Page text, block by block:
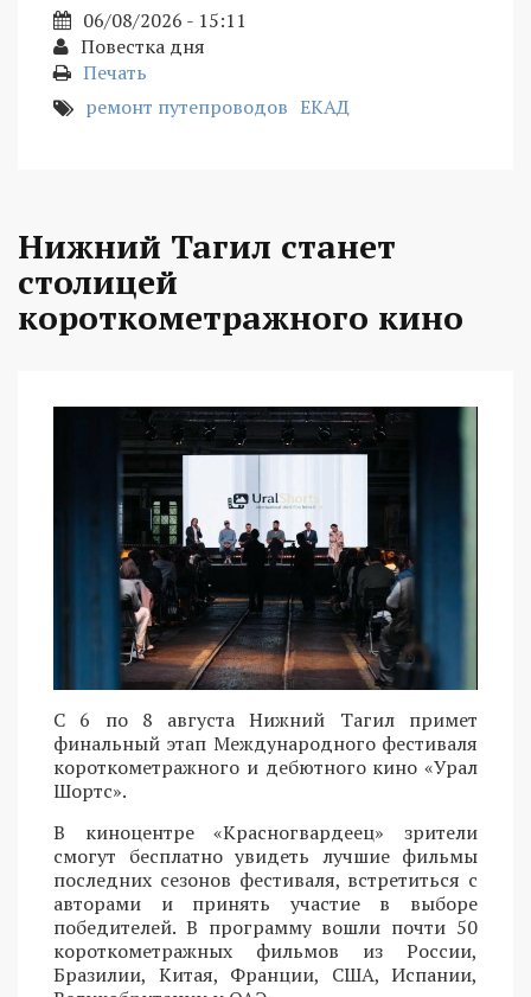
06/08/2026 - 15:11
Повестка дня
Печать
ремонт путепроводов ЕКАД
Нижний Тагил станет
столицей
короткометражного кино
С 6 по 8 августа Нижний Тагил примет
финальный этап Международного фестиваля
короткометражного и дебютного кино «Урал
Шортс».
В киноцентре «Красногвардеец» зрители
смогут бесплатно увидеть лучшие фильмы
последних сезонов фестиваля, встретиться с
авторами и принять участие в выборе
победителей. В программу вошли почти 50
короткометражных фильмов из России,
Бразилии, Китая, Франции, США, Испании,